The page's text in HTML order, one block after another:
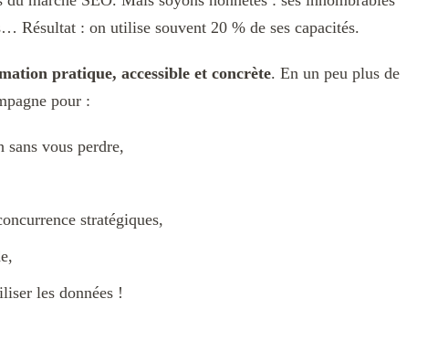
Résultat : on utilise souvent 20 % de ses capacités.
pratique, accessible et concrète. En un peu plus de
pour :
sans vous perdre,
stratégiques,
les données !